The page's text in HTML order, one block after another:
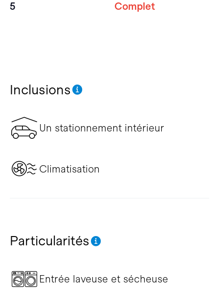
Inclusions
Un stationnement intérieur
Climatisation
Particularités
Entrée laveuse et sécheuse
5 Complet